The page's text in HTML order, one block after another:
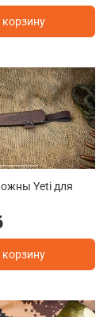
корзину
Yeti для
корзину